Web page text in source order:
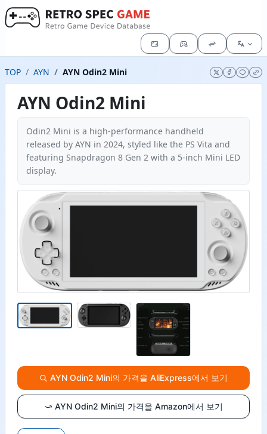
TOP AYN AYN Odin2 Mini
AYN Odin2 Mini
Odin2 Mini is a high-performance handheld
released by AYN in 2024, styled like the PS Vita and
featuring Snapdragon 8 Gen 2 with a 5-inch Mini LED
display.
AYN Odin2 Mini의 가격을 AliExpress에서 보기
AYN Odin2 Mini의 가격을 Amazon에서 보기